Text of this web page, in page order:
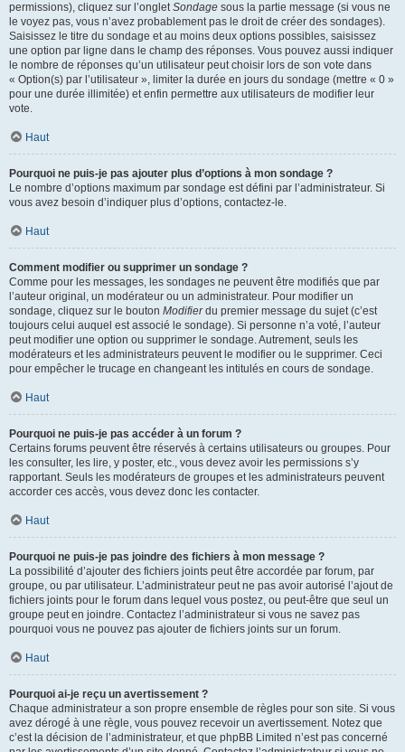
permissions), cliquez sur l’ongletSondage sous la partie message (si vous ne
le voyez pas, vous n’avez probablement pas le droit de créer des sondages).
Saisissez le titre du sondage et au moins deux options possibles, saisissez
une option par ligne dans le champ des réponses. Vous pouvez aussi indiquer
le nombre de réponses qu’un utilisateur peut choisir lors de son vote dans
« Option(s) par l’utilisateur », limiter la durée en jours du sondage (mettre « 0 »
pour une durée illimitée) et enfin permettre aux utilisateurs de modifier leur
vote.
Haut
Pourquoi ne puis-je pas ajouter plus d’options à mon sondage ?
Le nombre d’options maximum par sondage est défini par l’administrateur. Si
vous avez besoin d’indiquer plus d’options, contactez-le.
Haut
Comment modifier ou supprimer un sondage ?
Comme pour les messages, les sondages ne peuvent être modifiés que par
l’auteur original, un modérateur ou un administrateur. Pour modifier un
sondage, cliquez sur le bouton Modifierdu premier message du sujet (c’est
toujours celui auquel est associé le sondage). Si personne n’a voté, l’auteur
peut modifier une option ou supprimer le sondage. Autrement, seuls les
modérateurs et les administrateurs peuvent le modifier ou le supprimer. Ceci
pour empêcher le trucage en changeant les intitulés en cours de sondage.
Haut
Pourquoi ne puis-je pas accéder à un forum ?
Certains forums peuvent être réservés à certains utilisateurs ou groupes. Pour
les consulter, les lire, y poster, etc., vous devez avoir les permissions s’y
rapportant. Seuls les modérateurs de groupes et les administrateurs peuvent
accorder ces accès, vous devez donc les contacter.
Haut
Pourquoi ne puis-je pas joindre des fichiers à mon message ?
La possibilité d’ajouter des fichiers joints peut être accordée par forum, par
groupe, ou par utilisateur. L’administrateur peut ne pas avoir autorisé l’ajout de
fichiers joints pour le forum dans lequel vous postez, ou peut-être que seul un
groupe peut en joindre. Contactez l’administrateur si vous ne savez pas
pourquoi vous ne pouvez pas ajouter de fichiers joints sur un forum.
Haut
Pourquoi ai-je reçu un avertissement ?
Chaque administrateur a son propre ensemble de règles pour son site. Si vous
avez dérogé à une règle, vous pouvez recevoir un avertissement. Notez que
c’est la décision de l’administrateur, et que phpBB Limited n’est pas concerné